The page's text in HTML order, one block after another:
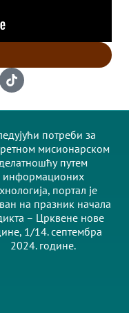
потреби за
мисионарском
делатношћу путем
информационих
портал је
на празник начала
– Црквене нове
1/14. септембра
2024. године.